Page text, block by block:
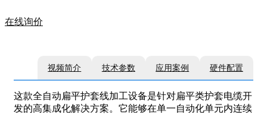
在线询价
视频简介 技术参数 应用案例 硬件配置
这款全自动扁平护套线加工设备是针对扁平类护套电缆开
发的高集成化解决方案。它能够在单一自动化单元内连续